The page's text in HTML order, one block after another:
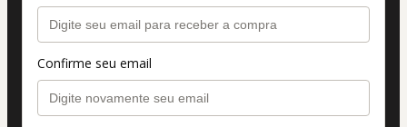
Confirme seu email